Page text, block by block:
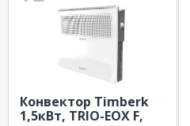
Конвектор Timberk
1,5кВт, TRIO-EOX F,